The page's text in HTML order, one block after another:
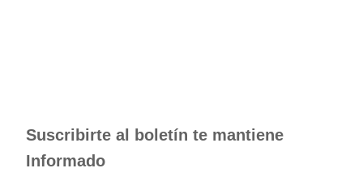
Suscribirte al boletín te mantiene
Informado